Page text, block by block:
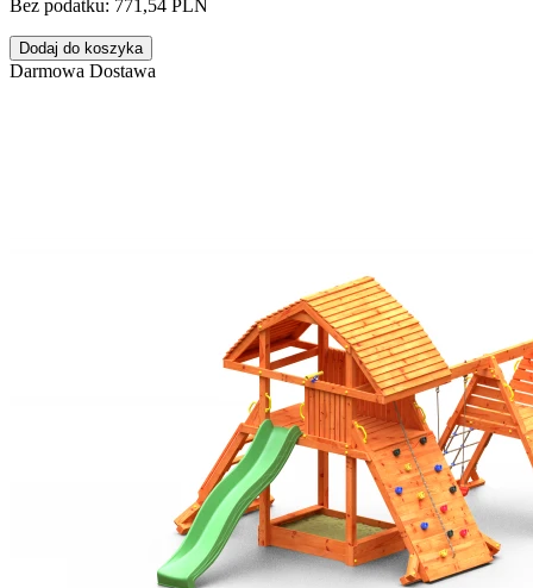
Bez podatku: 771,54 PLN
Dodaj do koszyka
Darmowa Dostawa